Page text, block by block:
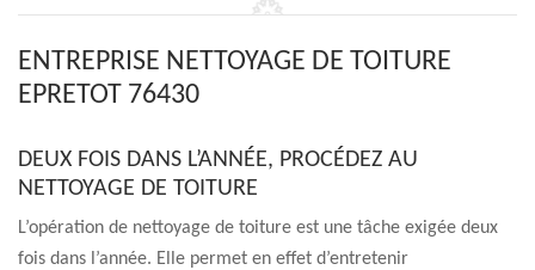
ENTREPRISE NETTOYAGE DE TOITURE
EPRETOT 76430
DEUX FOIS DANS L’ANNÉE, PROCÉDEZ AU
NETTOYAGE DE TOITURE
L’opération de nettoyage de toiture est une tâche exigée deux
fois dans l’année. Elle permet en effet d’entretenir